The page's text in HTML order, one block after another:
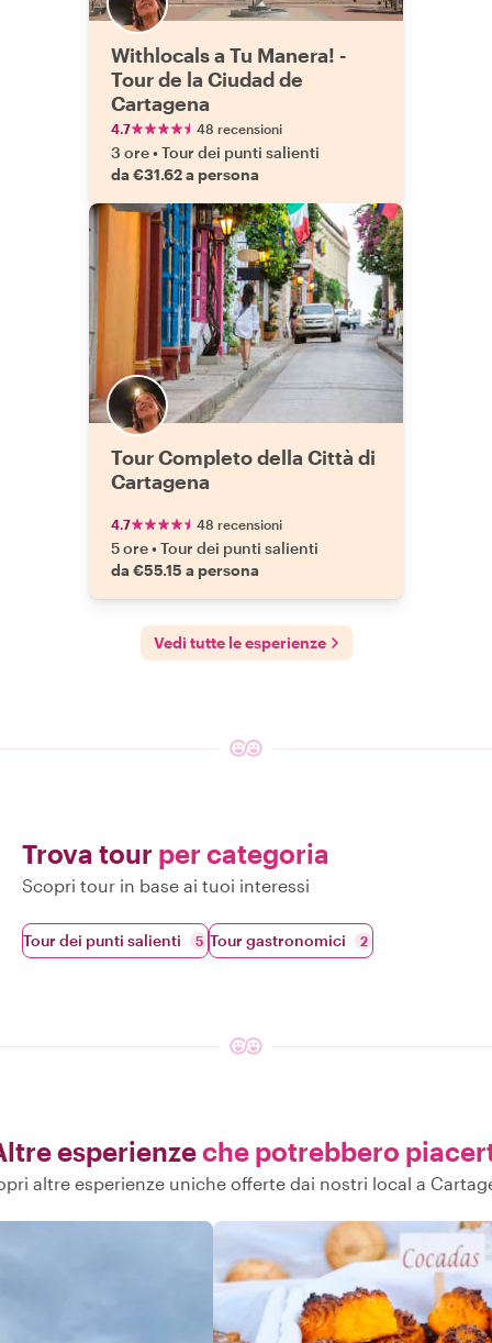
Withlocals a Tu Manera! -
Tour de la Ciudad de
Cartagena
4.7 48 recensioni
3 ore•Tour dei punti salienti
da €31.62 a persona
Tour Completo della Città di
Cartagena
4.7 48 recensioni
5 ore•Tour dei punti salienti
da €55.15 a persona
Vedi tutte le esperienze
Trova tour per categoria
Scopri tour in base ai tuoi interessi
Tour dei punti salienti 5 Tour gastronomici 2
esperienzeche potrebbero
altre esperienze uniche offerte dai nostri local a